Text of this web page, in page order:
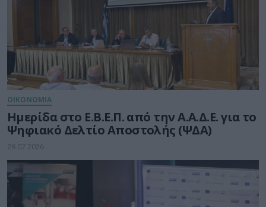
ΟΙΚΟΝΟΜΙΑ
Ημερίδα στο Ε.Β.Ε.Π. από την Α.Α.Δ.Ε. για το
Ψηφιακό Δελτίο Αποστολής (ΨΔΑ)
28.07.2026